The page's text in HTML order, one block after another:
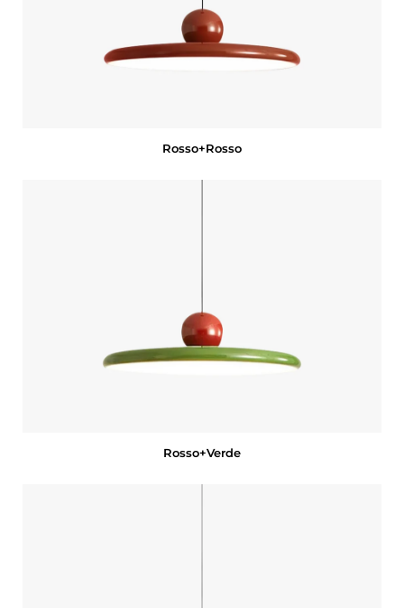
Rosso+Rosso
Rosso+Verde